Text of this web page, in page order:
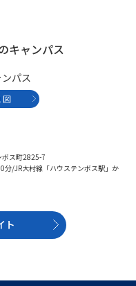
路の３択
年スタート号特集ページ
2生用）
ビライブ
キャンパス
パス
図
ス町2825-7
分/JR大村線「ハウステンボス駅」か
ト